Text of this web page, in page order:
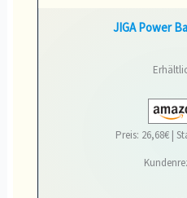
JIGA Power
Preis: 26,68€ |